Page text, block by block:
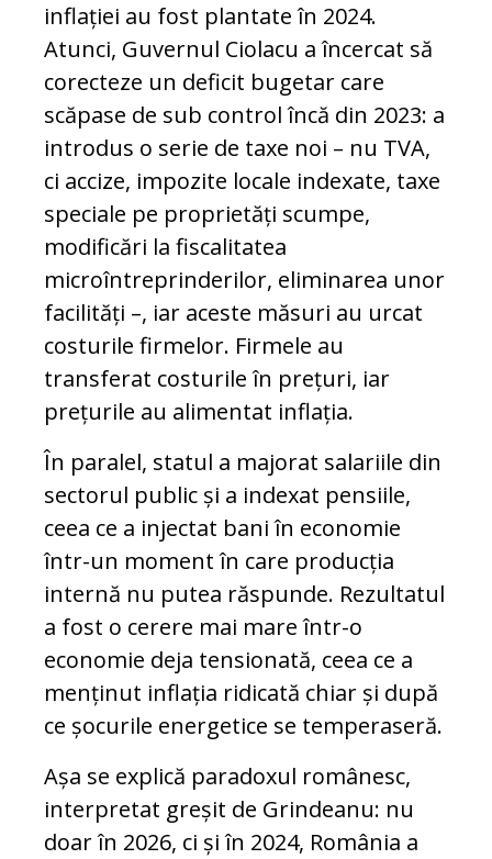
inflației au fost plantate în 2024.
Atunci, Guvernul Ciolacu a încercat să
corecteze un deficit bugetar care
scăpase de sub control încă din 2023: a
introdus o serie de taxe noi – nu TVA,
ci accize, impozite locale indexate, taxe
speciale pe proprietăți scumpe,
modificări la fiscalitatea
microîntreprinderilor, eliminarea unor
facilități –, iar aceste măsuri au urcat
costurile firmelor. Firmele au
transferat costurile în prețuri, iar
prețurile au alimentat inflația.
În paralel, statul a majorat salariile din
sectorul public și a indexat pensiile,
ceea ce a injectat bani în economie
într-un moment în care producția
internă nu putea răspunde. Rezultatul
a fost o cerere mai mare într-o
economie deja tensionată, ceea ce a
menținut inflația ridicată chiar și după
ce șocurile energetice se temperaseră.
Așa se explică paradoxul românesc,
interpretat greșit de Grindeanu: nu
doar în 2026, ci și în 2024, România a